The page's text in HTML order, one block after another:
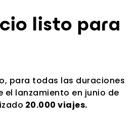
listo para
para todas las duraciones
el lanzamiento en junio de
20.000 viajes.